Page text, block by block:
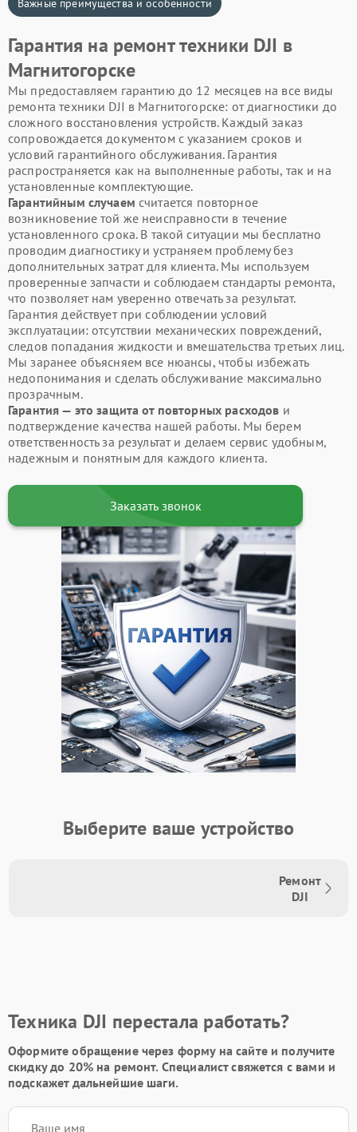
Важные преимущества и особенности
Гарантия на ремонт техники DJI в
Магнитогорске
Мы предоставляем гарантию до 12 месяцев на все виды
ремонта техники DJI в Магнитогорске: от диагностики до
сложного восстановления устройств. Каждый заказ
сопровождается документом с указанием сроков и
условий гарантийного обслуживания. Гарантия
распространяется как на выполненные работы, так и на
установленные комплектующие.
Гарантийным случаем считается повторное
возникновение той же неисправности в течение
установленного срока. В такой ситуации мы бесплатно
проводим диагностику и устраняем проблему без
дополнительных затрат для клиента. Мы используем
проверенные запчасти и соблюдаем стандарты ремонта,
что позволяет нам уверенно отвечать за результат.
Гарантия действует при соблюдении условий
эксплуатации: отсутствии механических повреждений,
следов попадания жидкости и вмешательства третьих лиц.
Мы заранее объясняем все нюансы, чтобы избежать
недопонимания и сделать обслуживание максимально
прозрачным.
Гарантия — это защита от повторных расходов и
подтверждение качества нашей работы. Мы берем
ответственность за результат и делаем сервис удобным,
надежным и понятным для каждого клиента.
Заказать звонок
Выберите ваше устройство
Ремонт
DJI
Техника DJI перестала работать?
Оформите обращение через форму на сайте и получите
скидку до 20%на ремонт. Специалист свяжется с вами и
подскажет дальнейшие шаги.